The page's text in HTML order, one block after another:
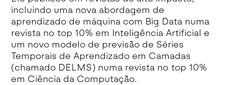
incluindo uma nova abordagem de
aprendizado de máquina com Big Data numa
revista no top 10% em Inteligência Artificial e
um novo modelo de previsão de Séries
Temporais de Aprendizado em Camadas
(chamado DELMS) numa revista no top 10%
em Ciência da Computação.